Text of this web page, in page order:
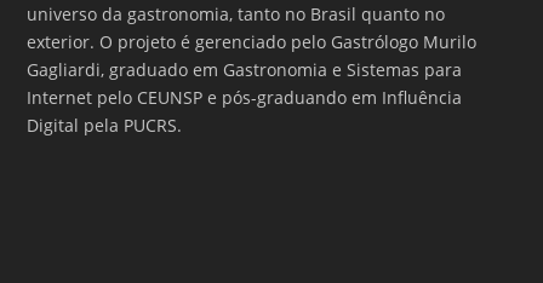
universo da gastronomia, tanto no Brasil quanto no
exterior. O projeto é gerenciado pelo Gastrólogo Murilo
Gagliardi, graduado em Gastronomia e Sistemas para
Internet pelo CEUNSP e pós-graduando em Influência
Digital pela PUCRS.